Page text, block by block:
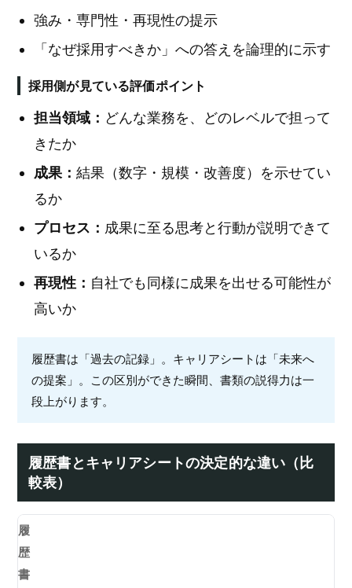
強み・専門性・再現性の提示
「なぜ採用すべきか」への答えを論理的に示す
採用側が見ている評価ポイント
担当領域： どんな業務を、どのレベルで担って
きたか
成果： 結果（数字・規模・改善度）を示せてい
るか
プロセス： 成果に至る思考と行動が説明できて
いるか
再現性： 自社でも同様に成果を出せる可能性が
高いか
履歴書は「過去の記録」。キャリアシートは「未来へ
の提案」。この区別ができた瞬間、書類の説得力は一
段上がります。
履歴書とキャリアシートの決定的な違い（比
較表）
履
歴
書